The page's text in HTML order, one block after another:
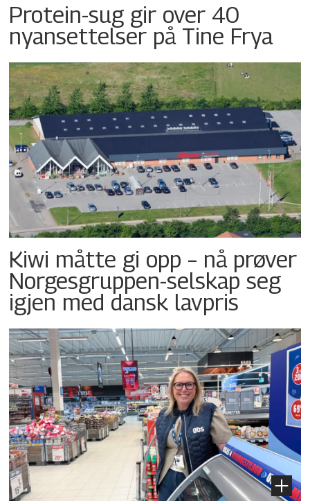
Protein-sug gir over 40
nyansettelser på Tine Frya
Kiwi måtte gi opp – nå prøver
Norgesgruppen-selskap seg
igjen med dansk lavpris